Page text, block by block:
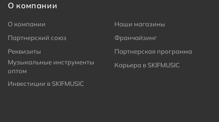
О компании
О компании
Наши магазины
Партнерский союз
Франчайзинг
Реквизиты
Партнерская программа
Музыкальные инструменты
оптом
Карьера в SKIFMUSIC
Инвестиции в SKIFMUSIC